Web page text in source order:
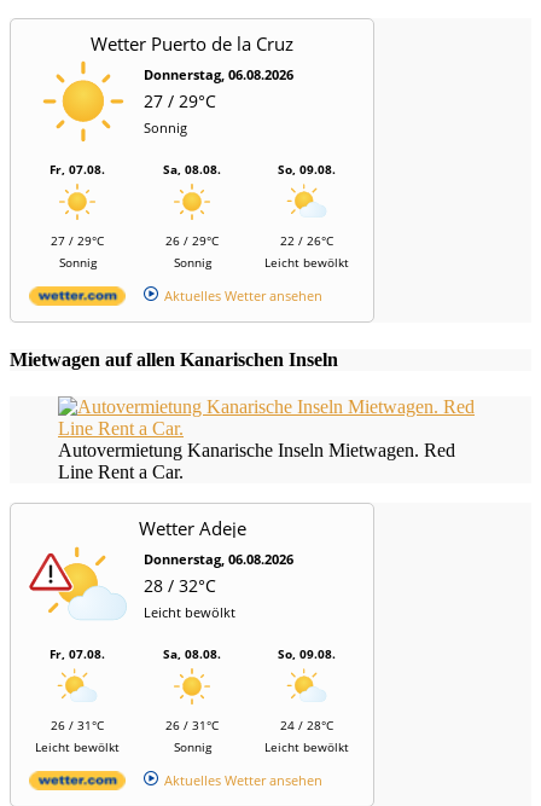
Wetter Puerto de la Cruz
Donnerstag, 06.08.2026
27 / 29°C
Sonnig
Fr, 07.08.
27 / 29°C
Sonnig
Sa, 08.08.
26 / 29°C
Sonnig
So, 09.08.
22 / 26°C
Leicht bewölkt
Aktuelles Wetter ansehen
Mietwagen auf allen Kanarischen Inseln
Autovermietung Kanarische Inseln Mietwagen. Red
Line Rent a Car.
Wetter Adeje
Donnerstag, 06.08.2026
28 / 32°C
Leicht bewölkt
Fr, 07.08.
26 / 31°C
Leicht bewölkt
Sa, 08.08.
26 / 31°C
Sonnig
So, 09.08.
24 / 28°C
Leicht bewölkt
Aktuelles Wetter ansehen